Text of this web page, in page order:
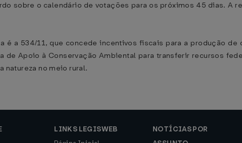
sobre o calendário de votações para os próximos 45 dias. A
é a 534/11, que concede incentivos fiscais para a produção
de Apoio à Conservação Ambiental para transferir recursos
natureza no meio rural.
LINKS LEGISWEB
NOTÍCIAS POR